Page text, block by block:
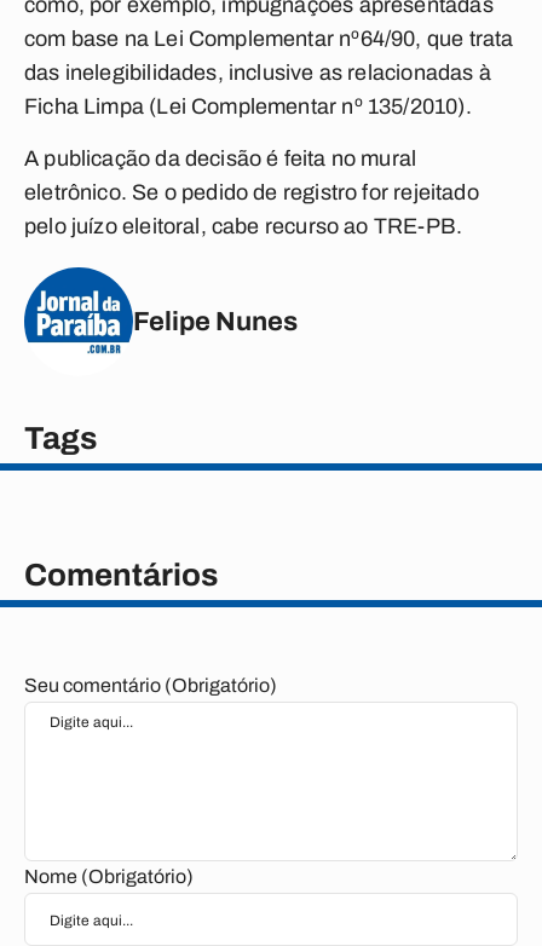
como, por exemplo, impugnações apresentadas
com base na Lei Complementar nº64/90, que trata
das inelegibilidades, inclusive as relacionadas à
Ficha Limpa (Lei Complementar nº 135/2010).
A publicação da decisão é feita no mural
eletrônico. Se o pedido de registro for rejeitado
pelo juízo eleitoral, cabe recurso ao TRE-PB.
Felipe Nunes
Tags
Comentários
Seu comentário (Obrigatório)
Nome (Obrigatório)